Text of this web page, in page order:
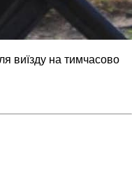
виїзду на тимчасово